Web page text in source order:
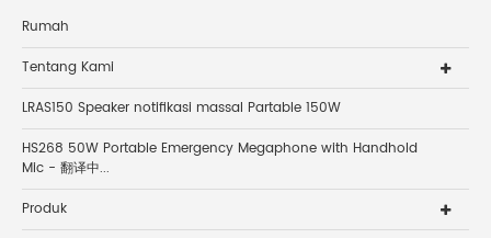
Rumah
Tentang Kami
LRAS150 Speaker notifikasi massal Partable 150W
HS268 50W Portable Emergency Megaphone with Handhold
Mic - 翻译中...
Produk